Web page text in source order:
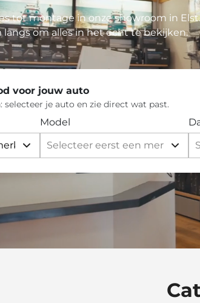
tot montage in onze showroom in
om alles in het echt te bekijken.
voor jouw auto
selecteer je auto en zie direct wat past.
Model